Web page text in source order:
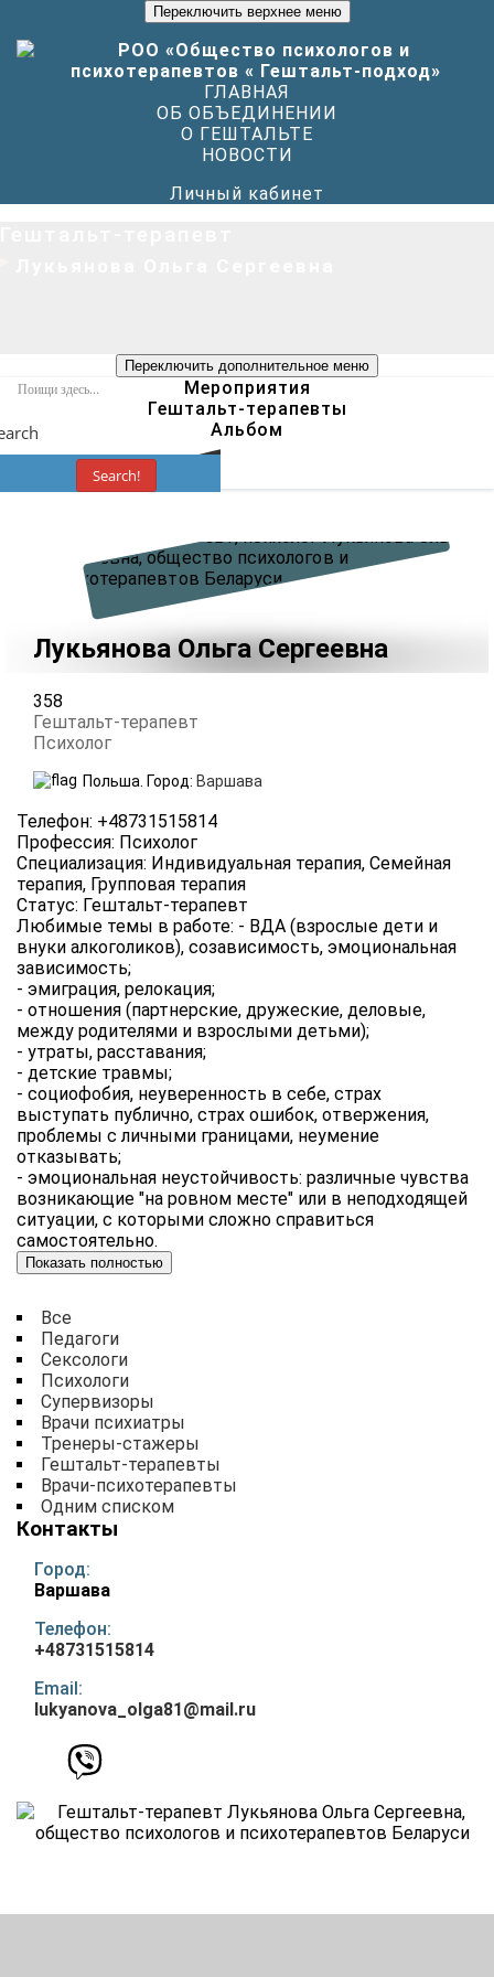
Переключить верхнее меню
ГЛАВНАЯ
ОБ ОБЪЕДИНЕНИИ
О ГЕШТАЛЬТЕ
НОВОСТИ
Личный кабинет
Переключить дополнительное меню
Search!
Мероприятия
Гештальт-терапевты
Альбом
Лукьянова Ольга Сергеевна
358
Гештальт-терапевт
Психолог
Польша. Город: Варшава
Телефон: +48731515814
Профессия: Психолог
Специализация: Индивидуальная терапия, Семейная
терапия, Групповая терапия
Статус: Гештальт-терапевт
Любимые темы в работе: - ВДА (взрослые дети и
внуки алкоголиков), созависимость, эмоциональная
зависимость;
- эмиграция, релокация;
- отношения (партнерские, дружеские, деловые,
между родителями и взрослыми детьми);
- утраты, расставания;
- детские травмы;
- социофобия, неуверенность в себе, страх
выступать публично, страх ошибок, отвержения,
проблемы с личными границами, неумение
отказывать;
- эмоциональная неустойчивость: различные чувства
возникающие "на ровном месте" или в неподходящей
ситуации, с которыми сложно справиться
самостоятельно.
Показать полностью
Все
Педагоги
Сексологи
Психологи
Супервизоры
Врачи психиатры
Тренеры-стажеры
Гештальт-терапевты
Врачи-психотерапевты
Одним списком
Контакты
Город:
Варшава
Телефон:
+48731515814
Email:
lukyanova_olga81@mail.ru